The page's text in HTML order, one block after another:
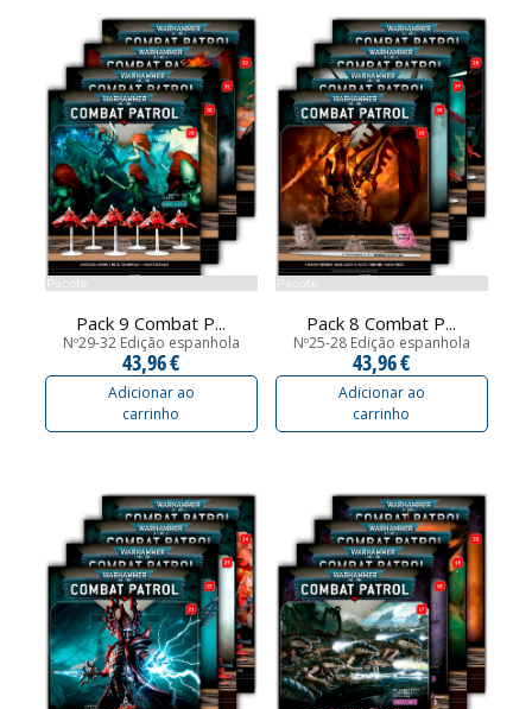
Pacote
Pack 9 Combat P...
Nº29-32 Edição espanhola
43,96 €
Adicionar ao
carrinho
Pacote
Pack 8 Combat P...
Nº25-28 Edição espanhola
43,96 €
Adicionar ao
carrinho